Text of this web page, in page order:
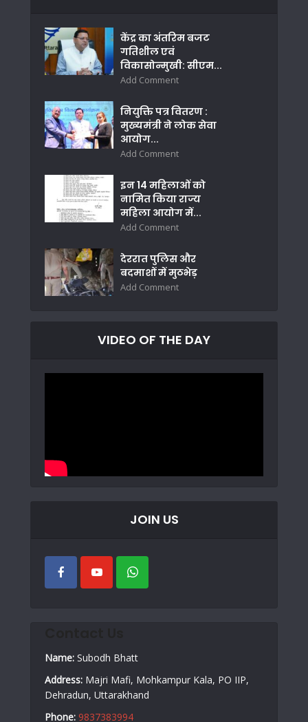
केंद्र का अंतरिम बजट
गतिशील एवं
विकासोन्मुखी: सीएम...
Add Comment
नियुक्ति पत्र वितरण :
मुख्यमंत्री ने लोक सेवा
आयोग...
Add Comment
इन 14 महिलाओं को
नामित किया राज्य
महिला आयोग में...
Add Comment
देररात पुलिस और
बदमाशों में मुठभेड़
Add Comment
VIDEO OF THE DAY
JOIN US
Name: Subodh Bhatt
Address: Majri Mafi, Mohkampur Kala, PO IIP,
Dehradun, Uttarakhand
Phone: 9837383994